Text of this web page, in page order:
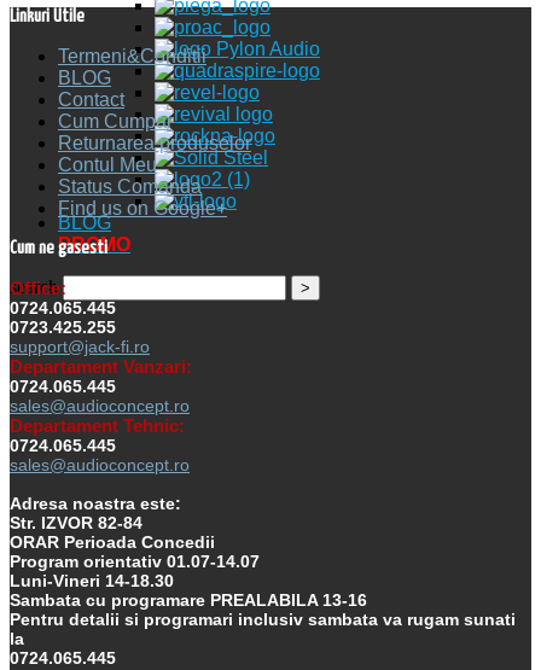
BLOG
PROMO
search
Linkuri Utile
Termeni&Conditii
BLOG
Contact
Cum Cumpar
Returnarea produselor
Contul Meu
Status Comanda
Find us on Google+
Cum ne gasesti
Office:
0724.065.445
0723.425.255
support@jack-fi.ro
Departament Vanzari:
0724.065.445
sales@audioconcept.ro
Departament Tehnic:
0724.065.445
sales@audioconcept.ro
Adresa noastra este:
Str. IZVOR 82-84
ORAR Perioada Concedii
Program orientativ 01.07-14.07
Luni-Vineri 14-18.30
Sambata cu programare PREALABILA 13-16
Pentru detalii si programari inclusiv sambata va rugam sunati
la
0724.065.445